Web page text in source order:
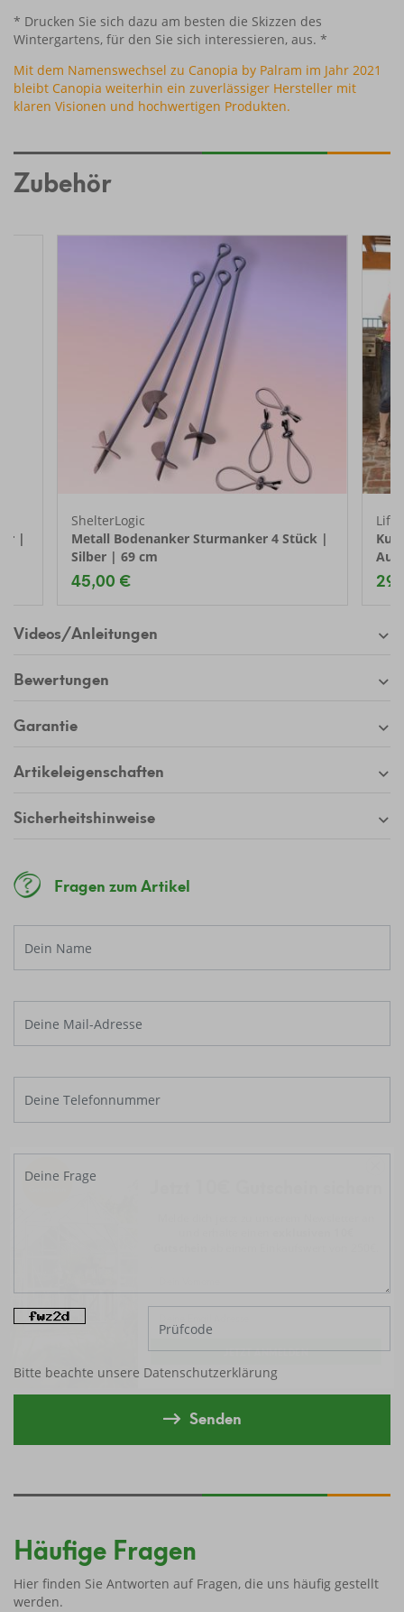
* Drucken Sie sich dazu am besten die Skizzen des
Wintergartens, für den Sie sich interessieren, aus. *
Mit dem Namenswechsel zu Canopia by Palram im Jahr 2021
bleibt Canopia weiterhin ein zuverlässiger Hersteller mit
klaren Visionen und hochwertigen Produkten.
Zubehör
|
ShelterLogic
Metall Bodenanker Sturmanker 4 Stück |
Silber | 69 cm
45,00 €
Videos/Anleitungen
Bewertungen
Garantie
Artikeleigenschaften
Sicherheitshinweise
Fragen zum Artikel
Bitte beachte unsere Datenschutzerklärung
Senden
Häufige Fragen
Hier finden Sie Antworten auf Fragen, die uns häufig gestellt
werden.
Jetzt 10€ Gutschein sichern